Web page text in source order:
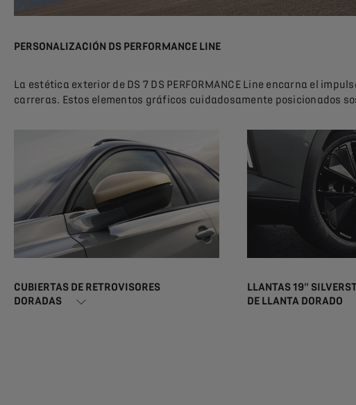
PERSONALIZACIÓN DS PERFORMANCE LINE
La estética exterior de DS 7 DS PERFORMANCE Line encarna el
carreras. Estos elementos gráficos cuidadosamente posicionados
CUBIERTAS DE RETROVISORES
DORADAS
LLANTAS 19"
DE LLANTA DORADO